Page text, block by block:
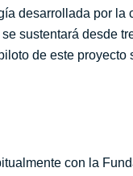
desarrollada por la
sustentará desde
de este
con la